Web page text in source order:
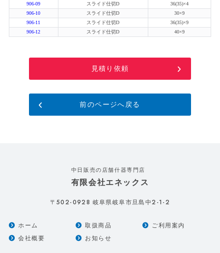
906-09
スライド仕切D
36(35)×4
906-10
スライド仕切D
30×9
906-11
スライド仕切D
36(35)×9
906-12
スライド仕切D 40×9
前のページへ戻る
見積り依頼
中日販売の店舗什器専門店
有限会社エネックス
〒502-0928 岐阜県岐阜市旦島中2-1-2
ホーム 取扱商品
ご利用案内
会社概要
お知らせ